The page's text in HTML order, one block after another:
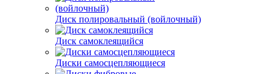
Диск полировальный (войлочный)
Диск самоклеящийся
Диски самосцепляющиеся